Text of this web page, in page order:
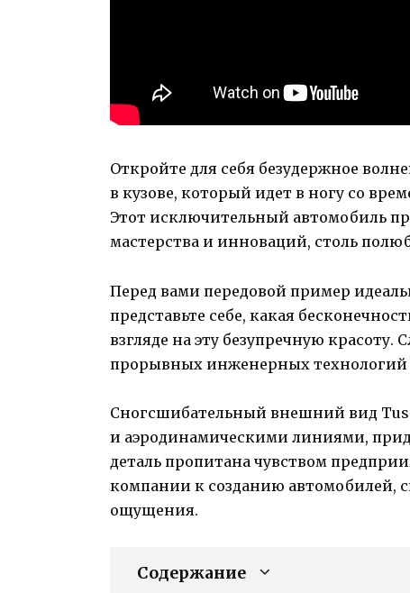
Откройте для себя безудержное
в кузове, который идет в ногу со
Этот исключительный автомобиль
мастерства и инноваций, столь
Перед вами передовой пример
представьте себе, какая
взгляде на эту безупречную
прорывных инженерных технологий
Сногсшибательный внешний вид
и аэродинамическими линиями,
деталь пропитана чувством
компании к созданию автомобилей,
ощущения.
Содержание